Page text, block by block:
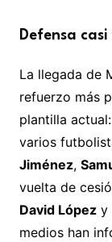
Defensa
La llegada de
refuerzo más
plantilla
varios
Jiménez,
vuelta de
David Lópezy
medios han